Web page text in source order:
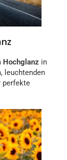
Hochglanz in
leuchtenden
perfekte